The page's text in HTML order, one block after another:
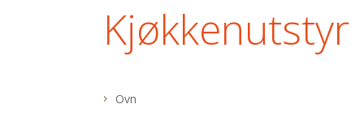
Kjøkkenutstyr
Ovn